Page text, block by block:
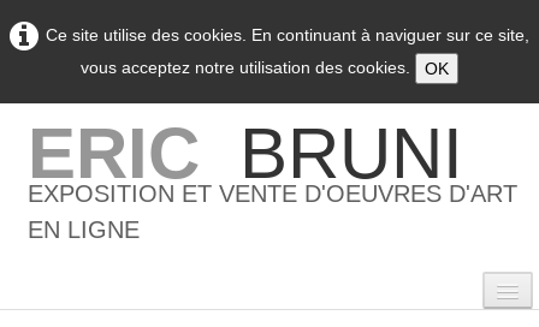
Ce site utilise des cookies. En continuant à naviguer sur ce site,
vous acceptez notre utilisation des cookies.
OK
ERIC BRUNI
EXPOSITION ET VENTE D'OEUVRES D'ART
EN LIGNE